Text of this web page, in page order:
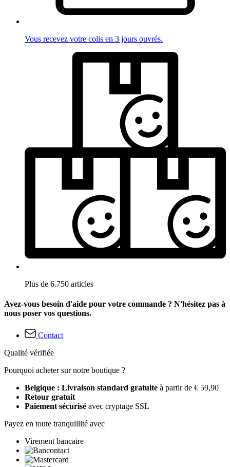
Vous recevez votre colis en 3 jours ouvrés.
Plus de 6.750 articles
Avez-vous besoin d'aide pour votre commande ? N'hésitez pas à
nous poser vos questions.
Contact
Qualité vérifiée
Pourquoi acheter sur notre boutique ?
Belgique : Livraison standard gratuite à partir de € 59,90
Retour gratuit
Paiement sécurisé avec cryptage SSL
Payez en toute tranquillité avec
Virement bancaire